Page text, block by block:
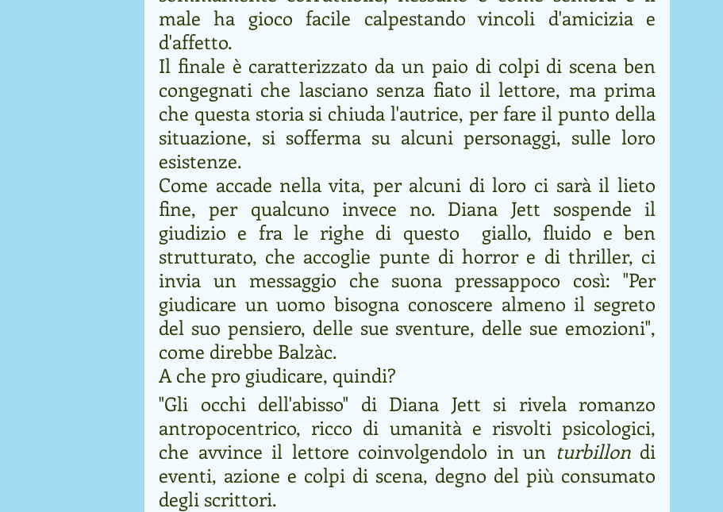
male ha gioco facile calpestando vincoli d'amicizia e
d'affetto.
Il finale è caratterizzato da un paio di colpi di scena ben
congegnati che lasciano senza fiato il lettore, ma prima
che questa storia si chiuda l'autrice, per fare il punto della
situazione, si sofferma su alcuni personaggi, sulle loro
esistenze.
Come accade nella vita, per alcuni di loro ci sarà il lieto
fine, per qualcuno invece no. Diana Jett sospende il
giudizio e fra le righe di questo  giallo, fluido e ben
strutturato, che accoglie punte di horror e di thriller, ci
invia un messaggio che suona pressappoco così: "Per
giudicare un uomo bisogna conoscere almeno il segreto
del suo pensiero, delle sue sventure, delle sue emozioni",
come direbbe Balzàc.
A che pro giudicare, quindi?
"Gli occhi dell'abisso" di Diana Jett si rivela romanzo
antropocentrico, ricco di umanità e risvolti psicologici,
che avvince il lettore coinvolgendolo in un turbillon di
eventi, azione e colpi di scena, degno del più consumato
degli scrittori.